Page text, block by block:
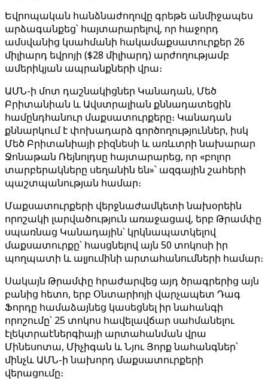
Եվրոպական հանձնաժողովը գրեթե անմիջապես
արձագանքեց՝ հայտարարելով, որ հաջորդ
ամսվանից կսահմանի հակամաքսատուրքեր 26
միլիարդ եվրոյի ($28 միլիարդ) արժողությամբ
ամերիկյան ապրանքների վրա։
ԱՄՆ-ի մոտ դաշնակիցներ Կանադան, Մեծ
Բրիտանիան և Ավստրալիան քննադատեցին
համընդհանուր մաքսատուրքերը։ Կանադան
քննարկում է փոխադարձ գործողություններ, իսկ
Մեծ Բրիտանիայի բիզնեսի և առևտրի նախարար
Ջոնաթան Ռեյնոլդսը հայտարարեց, որ «բոլոր
տարբերակները սեղանին են»՝ ազգային շահերի
պաշտպանության համար։
Մաքսատուրքերի վերջնաժամկետի նախօրեին
որոշակի լարվածություն առաջացավ, երբ Թրամփը
սպառնաց Կանադային՝ կրկնապատկելով
մաքսատուրքը՝ հասցնելով այն 50 տոկոսի իր
պողպատի և ալյումինի արտահանումների համար։
Սակայն Թրամփը հրաժարվեց այդ ծրագրերից այն
բանից հետո, երբ Օնտարիոյի վարչապետ Դագ
Ֆորդը համաձայնեց կասեցնել իր նահանգի
որոշումը՝ 25 տոկոս հավելավճար սահմանելու
էլեկտրաէներգիայի արտահանման վրա
Մինեսոտա, Միչիգան և Նյու Յորք նահանգներ՝
մինչև ԱՄՆ-ի նախորդ մաքսատուրքերի
վերացումը։